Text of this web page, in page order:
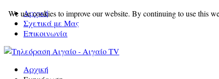
Αρχική
Σχετικά με Μας
Επικοινωνία
Αρχική
We use cookies to improve our website. By continuing to use this